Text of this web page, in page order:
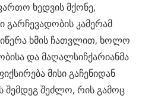
ხედვის მქონე,
კამერამ
ხმის ჩათვლით, ხოლო
და მაღალსიჩქარიანმა
მისი გაჩენიდან
შემდეგ შეძლო, რის გამოც